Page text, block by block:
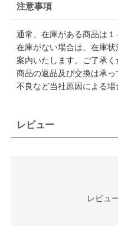
注意事項
通常、在庫がある商品は１
在庫がない場合は、在庫
案内いたします。ご了承く
商品の返品及び交換は承
不良など当社原因による場
レビュー
レビュ